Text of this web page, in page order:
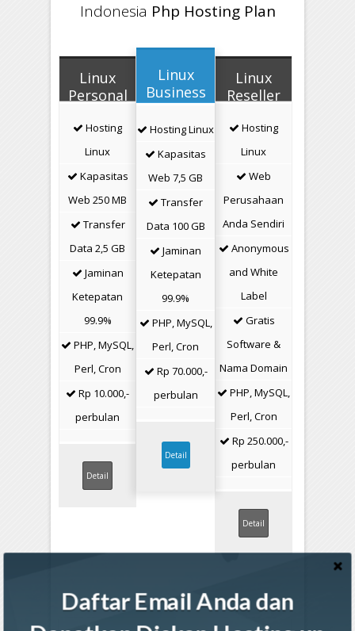
Indonesia Php Hosting Plan
Linux
Personal
Hosting
Linux
Kapasitas
Web 250 MB
Transfer
Data 2,5 GB
Jaminan
Ketepatan
99.9%
PHP, MySQL,
Perl, Cron
Rp 10.000,-
perbulan
Detail
Linux
Business
Hosting
Hosting Linux
Kapasitas
Web 7,5 GB
Transfer
Data 100 GB
Jaminan
Ketepatan
99.9%
PHP, MySQL,
Perl, Cron
Rp 70.000,-
perbulan
Detail
Linux
Reseller
Hosting
Linux
Web
Perusahaan
Anda Sendiri
Anonymous
and White
Label
Gratis
Software &
Nama Domain
PHP, MySQL,
Perl, Cron
Rp 250.000,-
perbulan
Detail
Daftar Email Anda dan